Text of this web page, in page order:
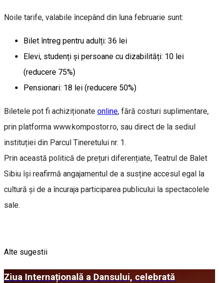
Noile tarife, valabile începând din luna februarie sunt:
Bilet întreg pentru adulți: 36 lei
Elevi, studenți și persoane cu dizabilități: 10 lei
(reducere 75%)
Pensionari: 18 lei (reducere 50%)
Biletele pot fi achiziționate online, fără costuri suplimentare,
prin platforma www.kompostor.ro, sau direct de la sediul
instituției din Parcul Tineretului nr. 1.
Prin această politică de prețuri diferențiate, Teatrul de Balet
Sibiu își reafirmă angajamentul de a susține accesul egal la
cultură și de a încuraja participarea publicului la spectacolele
sale.
Alte sugestii
Ziua Internațională a Dansului, celebrată